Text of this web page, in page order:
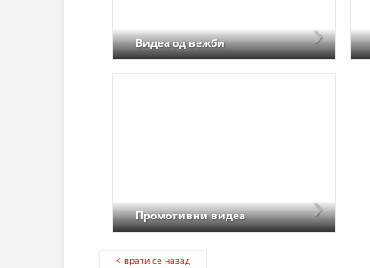
Видеа од вежби
Промотивни видеа
< врати се назад